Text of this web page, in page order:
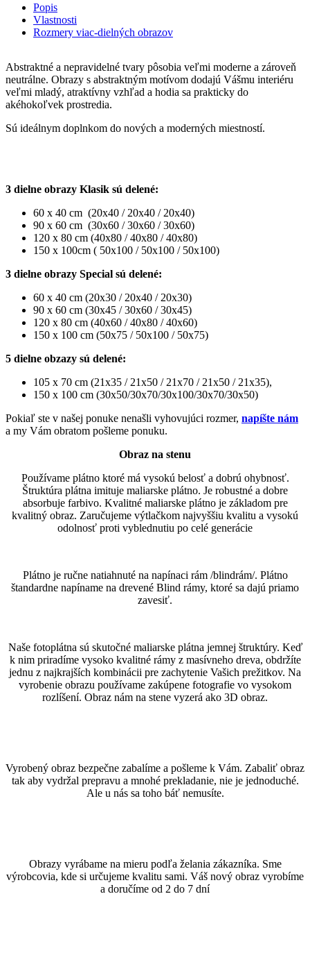
Popis
Vlastnosti
Rozmery viac-dielných obrazov
Abstraktné a nepravidelné tvary pôsobia veľmi moderne a zároveň
neutrálne. Obrazy s abstraktným motívom dodajú Vášmu interiéru
veľmi mladý, atraktívny vzhľad a hodia sa prakticky do
akéhokoľvek prostredia.
Sú ideálnym doplnkom do nových a moderných miestností.
3 dielne obrazy Klasik sú delené:
60 x 40 cm (20x40 / 20x40 / 20x40)
90 x 60 cm (30x60 / 30x60 / 30x60)
120 x 80 cm (40x80 / 40x80 / 40x80)
150 x 100cm ( 50x100 / 50x100 / 50x100)
3 dielne obrazy Special sú delené:
60 x 40 cm (20x30 / 20x40 / 20x30)
90 x 60 cm (30x45 / 30x60 / 30x45)
120 x 80 cm (40x60 / 40x80 / 40x60)
150 x 100 cm (50x75 / 50x100 / 50x75)
5 dielne obzazy sú delené:
105 x 70 cm (21x35 / 21x50 / 21x70 / 21x50 / 21x35),
150 x 100 cm (30x50/30x70/30x100/30x70/30x50)
Pokiaľ ste v našej ponuke nenašli vyhovujúci rozmer, napíšte nám
a my Vám obratom pošleme ponuku.
Obraz na stenu
Používame plátno ktoré má vysokú belosť a dobrú ohybnosť.
Štruktúra plátna imituje maliarske plátno. Je robustné a dobre
absorbuje farbivo. Kvalitné maliarske plátno je základom pre
kvalitný obraz. Zaručujeme výtlačkom najvyššiu kvalitu a vysokú
odolnosť proti vyblednutiu po celé generácie
Plátno je ručne natiahnuté na napínaci rám /blindrám/. Plátno
štandardne napíname na drevené Blind rámy, ktoré sa dajú priamo
zavesiť.
Naše fotoplátna sú skutočné maliarske plátna jemnej štruktúry. Keď
k nim priradíme vysoko kvalitné rámy z masívneho dreva, obdržíte
jednu z najkrajších kombinácii pre zachytenie Vašich prežitkov. Na
vyrobenie obrazu používame zakúpene fotografie vo vysokom
rozlíšení. Obraz nám na stene vyzerá ako 3D obraz.
Vyrobený obraz bezpečne zabalíme a pošleme k Vám. Zabaliť obraz
tak aby vydržal prepravu a mnohé prekladanie, nie je jednoduché.
Ale u nás sa toho báť nemusíte.
Obrazy vyrábame na mieru podľa želania zákazníka. Sme
výrobcovia, kde si určujeme kvalitu sami. Váš nový obraz vyrobíme
a doručíme od 2 do 7 dní